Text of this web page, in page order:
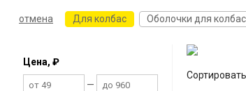
отмена Для колбас Оболочки для колбас
Цена, ₽
—